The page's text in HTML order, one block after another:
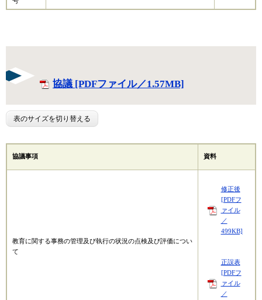
協議 [PDFファイル／1.57MB]
表のサイズを切り替える
協議事項 資料
教育に関する事務の管理及び執行の状況の点検及び評価につい
て
修正後
[PDFフ
ァイル
／
499KB]
正誤表
[PDFフ
ァイル
／